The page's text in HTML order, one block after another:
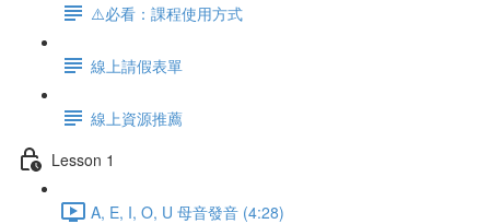
⚠️必看：課程使用方式
線上請假表單
線上資源推薦
Lesson 1
A, E, I, O, U 母音發音 (4:28)